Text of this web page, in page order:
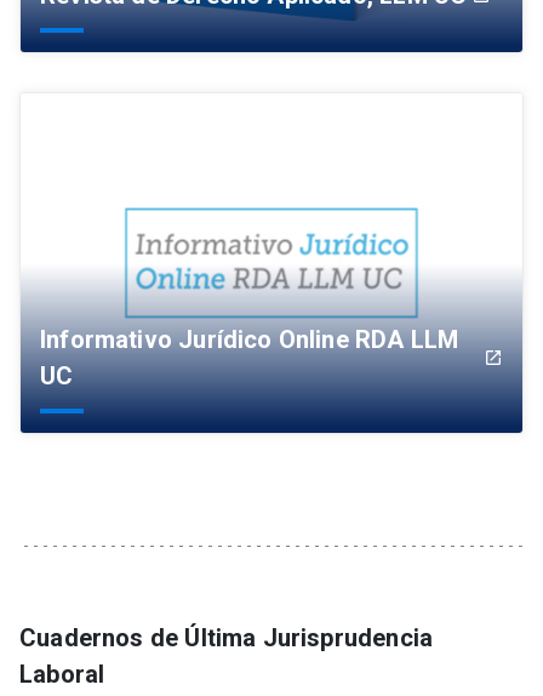
Informativo Jurídico Online RDA LLM
UC
launch
Cuadernos de Última Jurisprudencia
Laboral